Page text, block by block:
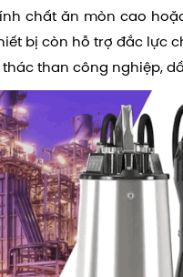
chất ăn mòn cao
bị còn hỗ trợ đắc lực
than công nghiệp,